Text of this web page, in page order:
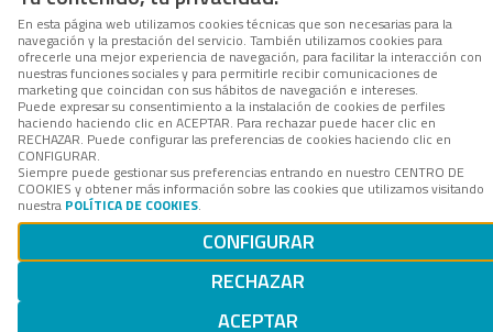
En esta página web utilizamos cookies técnicas que son necesarias para la
navegación y la prestación del servicio. También utilizamos cookies para
ofrecerle una mejor experiencia de navegación, para facilitar la interacción con
nuestras funciones sociales y para permitirle recibir comunicaciones de
marketing que coincidan con sus hábitos de navegación e intereses.
Puede expresar su consentimiento a la instalación de cookies de perfiles
haciendo haciendo clic en ACEPTAR. Para rechazar puede hacer clic en
RECHAZAR. Puede configurar las preferencias de cookies haciendo clic en
CONFIGURAR.
Siempre puede gestionar sus preferencias entrando en nuestro CENTRO DE
COOKIES y obtener más información sobre las cookies que utilizamos visitando
nuestra POLÍTICA DE COOKIES.
CONFIGURAR
RECHAZAR
ACEPTAR